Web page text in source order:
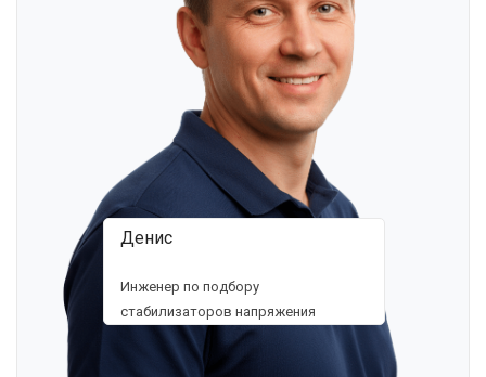
Денис
Инженер по подбору
стабилизаторов напряжения